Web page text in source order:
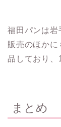
福田パンは岩
販売のほかに
品しており、
まとめ